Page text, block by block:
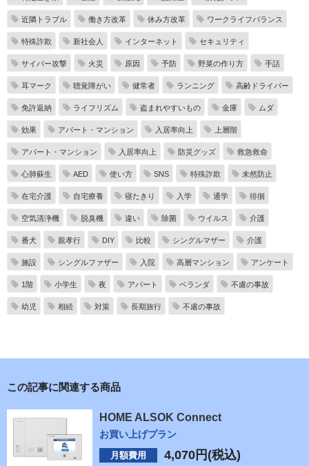
近隣トラブル 働き方改革 休み方改革 ワークライフバランス
特殊詐欺 新社会人 インターネット セキュリティ
サイバー攻撃 火災 原因 予防 野菜の作り方 手話
耳マーク 聴覚障がい 健常者 ランニング 高齢ドライバー
免許返納 ライフリズム 盗まれやすいもの 金庫 ムダ
効果 アパート・マンション 入居率向上 上層階
アパート・マンション 入居率向上 防災グッズ 救急救命
心肺蘇生 AED 使い方 SNS 特殊詐欺 未然防止
在宅介護 自宅療養 寝たきり 入学 通学 徘徊
空気清浄機 脱臭機 違い 除菌 ウイルス 介護
番犬 親孝行 DIY 比較 シングルマザー 介護
施設 シングルファザー 入院 高層マンション アンケート
1階 小学生 夜 アパート ベランダ 不慮の事故
幼児 相続 対策 長期旅行 不慮の事故
この記事に関連する商品
HOME ALSOK Connect
お買い上げプラン
月額費用 4,070 円(税込)